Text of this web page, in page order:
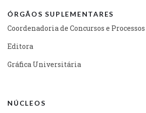
ÓRGÃOS SUPLEMENTARES
Coordenadoria de Concursos e
Editora
Gráfica Universitária
NÚCLEOS